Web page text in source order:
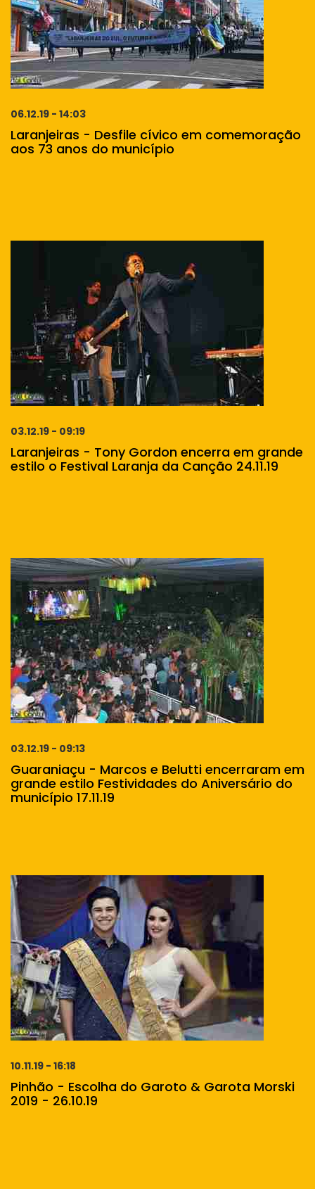
06.12.19 - 14:03
Laranjeiras - Desfile cívico em comemoração
aos 73 anos do município
03.12.19 - 09:19
Laranjeiras - Tony Gordon encerra em grande
estilo o Festival Laranja da Canção 24.11.19
03.12.19 - 09:13
Guaraniaçu - Marcos e Belutti encerraram em
grande estilo Festividades do Aniversário do
município 17.11.19
10.11.19 - 16:18
Pinhão - Escolha do Garoto & Garota Morski
2019 - 26.10.19